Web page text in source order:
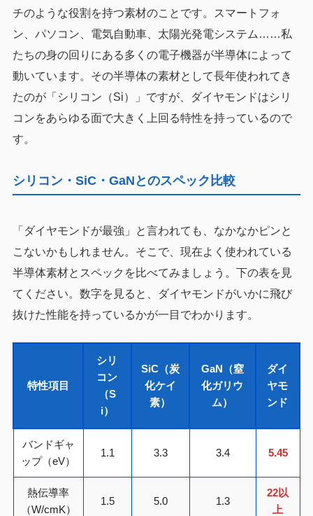
チのような役割を持つ素材のことです。スマートフォ
ン、パソコン、電気自動車、太陽光発電システム……私
たちの身の回りにある多くの電子機器が半導体によって
動いています。その半導体の素材として長年使われてき
たのが「シリコン（Si）」ですが、ダイヤモンドはシリ
コンをあらゆる面で大きく上回る特性を持っているので
す。
シリコン・SiC・GaNとのスペック比較
「ダイヤモンドが最強」と言われても、なかなかピンと
こないかもしれません。そこで、現在よく使われている
半導体素材とスペックを比べてみましょう。下の表を見
てください。数字を見ると、ダイヤモンドがいかに飛び
抜けた性能を持っているかが一目でわかります。
特性項目
シリ
コン
（S
i）
SiC（炭
化ケイ
素）
GaN（窒
化ガリウ
ム）
ダイ
ヤモ
ンド
バンドギャ
ップ（eV）
1.1 3.3 3.4 5.45
熱伝導率
（W/cmK）
1.5 5.0 1.3
22以
上